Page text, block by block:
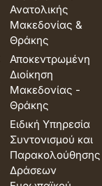
Ανατολικής
Μακεδονίας &
Θράκης
Αποκεντρωμένη
Διοίκηση
Μακεδονίας -
Θράκης
Ειδική Υπηρεσία
Συντονισμού και
Παρακολούθησης
Δράσεων